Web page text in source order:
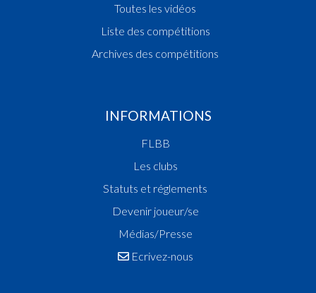
Toutes les vidéos
Liste des compétitions
Archives des compétitions
INFORMATIONS
FLBB
Les clubs
Statuts et réglements
Devenir joueur/se
Médias/Presse
Ecrivez-nous